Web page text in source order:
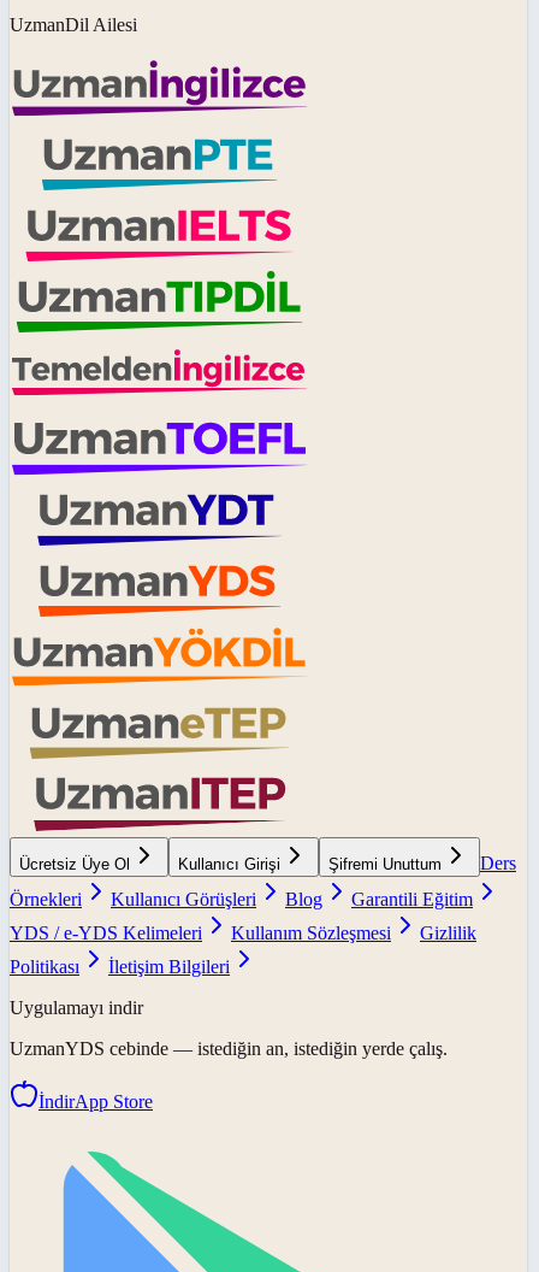
UzmanDil Ailesi
Ücretsiz Üye Ol Kullanıcı Girişi Şifremi Unuttum
Ders
Örnekleri
Kullanıcı Görüşleri Blog
Garantili Eğitim
YDS / e-YDS Kelimeleri
Kullanım Sözleşmesi
Gizlilik
Politikası
İletişim Bilgileri
Uygulamayı indir
UzmanYDS cebinde — istediğin an, istediğin yerde çalış.
İndirApp Store